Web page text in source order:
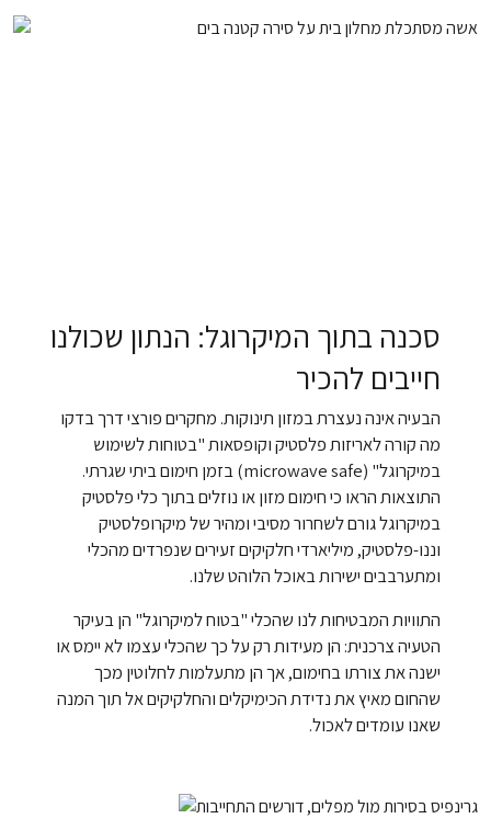
סכנה בתוך המיקרוגל: הנתון שכולנו
חייבים להכיר
הבעיה אינה נעצרת במזון תינוקות. מחקרים פורצי דרך בדקו
מה קורה לאריזות פלסטיק וקופסאות "בטוחות לשימוש
במיקרוגל" (microwave safe) בזמן חימום ביתי שגרתי.
התוצאות הראו כי חימום מזון או נוזלים בתוך כלי פלסטיק
במיקרוגל גורם לשחרור מסיבי ומהיר של מיקרופלסטיק
וננו-פלסטיק, מיליארדי חלקיקים זעירים שנפרדים מהכלי
ומתערבבים ישירות באוכל הלוהט שלנו.
התוויות המבטיחות לנו שהכלי "בטוח למיקרוגל" הן בעיקר
הטעיה צרכנית: הן מעידות רק על כך שהכלי עצמו לא יימס או
ישנה את צורתו בחימום, אך הן מתעלמות לחלוטין מכך
שהחום מאיץ את נדידת הכימיקלים והחלקיקים אל תוך המנה
שאנו עומדים לאכול.